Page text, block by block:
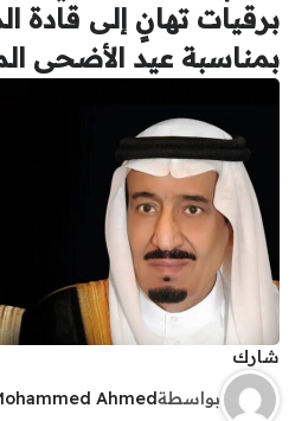
برقيات تهانٍ إلى قادة
بمناسبة عيد الأضحى
شارك
بواسطةAhmed